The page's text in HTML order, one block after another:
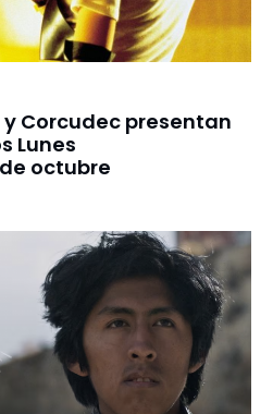
y Corcudec presentan
Lunes
octubre